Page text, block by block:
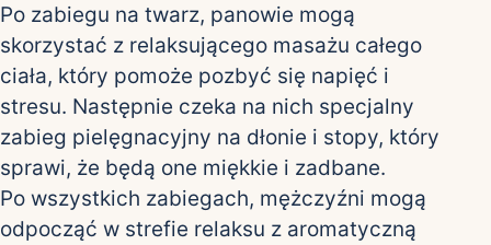
Po zabiegu na twarz, panowie mogą
skorzystać z relaksującego masażu całego
ciała, który pomoże pozbyć się napięć i
stresu. Następnie czeka na nich specjalny
zabieg pielęgnacyjny na dłonie i stopy, który
sprawi, że będą one miękkie i zadbane.
Po wszystkich zabiegach, mężczyźni mogą
odpocząć w strefie relaksu z aromatyczną